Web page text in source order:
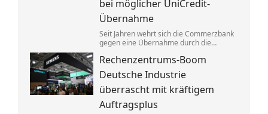
bei möglicher UniCredit-
Übernahme
Seit Jahren wehrt sich die Commerzbank
gegen eine Übernahme durch die
kräftiger Gewinnsprung sorgt für neues
Selbstbewusstsein.
Rechenzentrums-Boom
Deutsche Industrie
überrascht mit kräftigem
Auftragsplus